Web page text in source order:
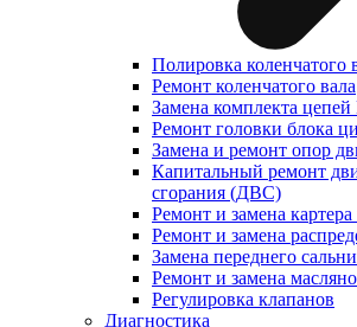
Полировка коленчатого
Ремонт коленчатого вала
Замена комплекта
Ремонт головки блока
Замена и ремонт опор
Капитальный ремонт
сгорания (ДВС)
Ремонт и замена
Ремонт и замена
Замена переднего
Ремонт и замена
Регулировка клапанов
Диагностика